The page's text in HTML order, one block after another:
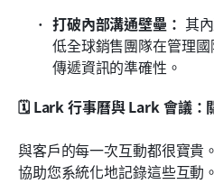
打破內部溝通壁壘： 其
低全球銷售團隊在管理
傳遞資訊的準確性。
🗓️ Lark 行事曆與 Lark 會議：
與客戶的每一次互動都很寶貴。
協助您系統化地記錄這些互動。